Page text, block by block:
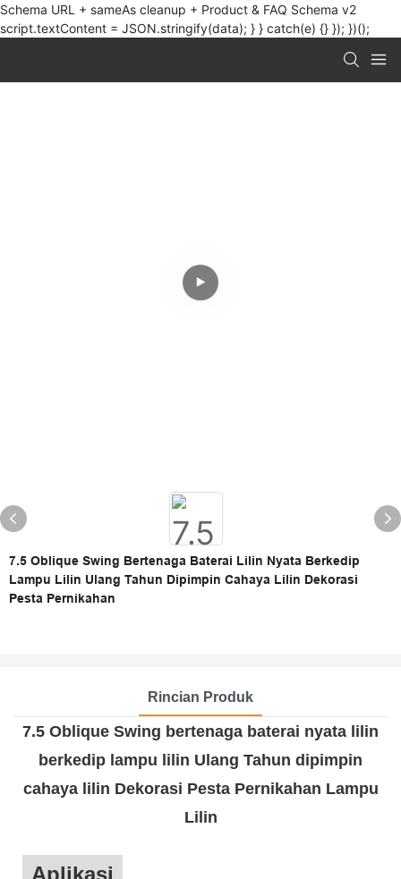
Schema URL + sameAs cleanup + Product & FAQ Schema v2
script.textContent = JSON.stringify(data); } } catch(e) {} }); })();
7.5 Oblique Swing Bertenaga Baterai Lilin Nyata Berkedip
Lampu Lilin Ulang Tahun Dipimpin Cahaya Lilin Dekorasi
Pesta Pernikahan
Rincian Produk
7.5 Oblique Swing bertenaga baterai nyata lilin
berkedip lampu lilin Ulang Tahun dipimpin
cahaya lilin Dekorasi Pesta Pernikahan Lampu
Lilin
Aplikasi